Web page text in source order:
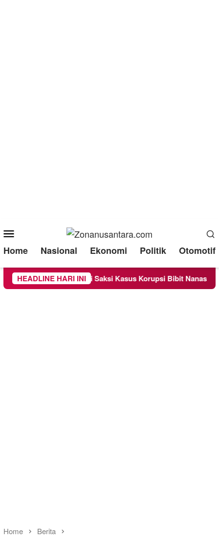
Menu
Home Nasional Ekonomi Politik Otomotif
HEADLINE HARI INI
Sebagai Saksi Kasus Korupsi Bibit Nanas Sulsel Rp
Home Berita